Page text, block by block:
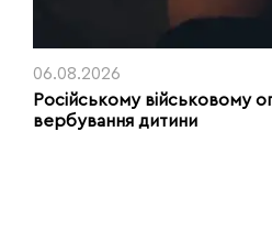
06.08.2026
Російському військовому
вербування дитини